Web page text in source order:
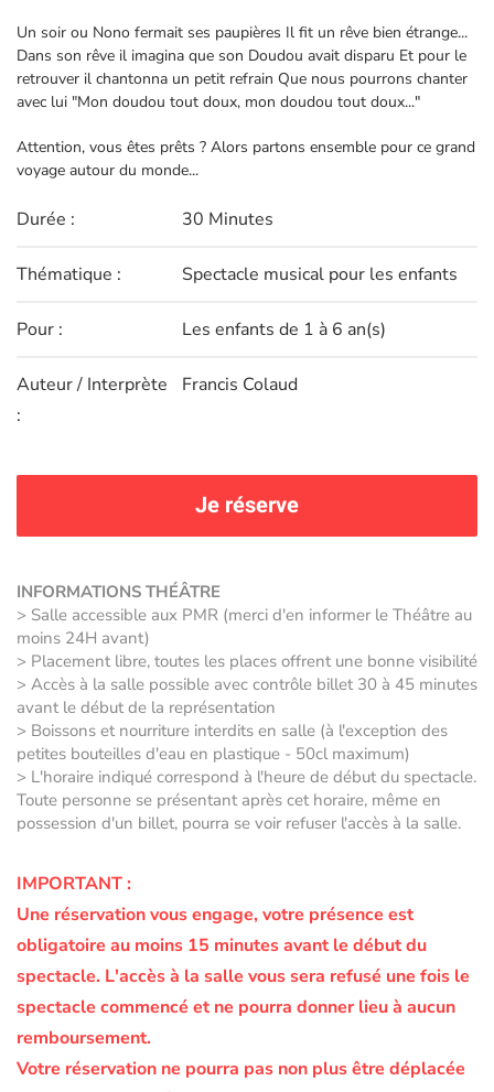
Un soir ou Nono fermait ses paupières Il fit un rêve bien étrange...
Dans son rêve il imagina que son Doudou avait disparu Et pour le
retrouver il chantonna un petit refrain Que nous pourrons chanter
avec lui "Mon doudou tout doux, mon doudou tout doux..."
Attention, vous êtes prêts ? Alors partons ensemble pour ce grand
voyage autour du monde...
Durée : 30 Minutes
Thématique : Spectacle musical pour les enfants
Pour : Les enfants de 1 à 6 an(s)
Auteur / Interprète
:
Francis Colaud
Je réserve
INFORMATIONS THÉÂTRE
> Salle accessible aux PMR (merci d'en informer le Théâtre au
moins 24H avant)
> Placement libre, toutes les places offrent une bonne visibilité
> Accès à la salle possible avec contrôle billet 30 à 45 minutes
avant le début de la représentation
> Boissons et nourriture interdits en salle (à l'exception des
petites bouteilles d'eau en plastique - 50cl maximum)
> L'horaire indiqué correspond à l'heure de début du spectacle.
Toute personne se présentant après cet horaire, même en
possession d'un billet, pourra se voir refuser l'accès à la salle.
IMPORTANT :
Une réservation vous engage, votre présence est
obligatoire au moins 15 minutes avant le début du
spectacle. L'accès à la salle vous sera refusé une fois le
spectacle commencé et ne pourra donner lieu à aucun
remboursement.
Votre réservation ne pourra pas non plus être déplacée